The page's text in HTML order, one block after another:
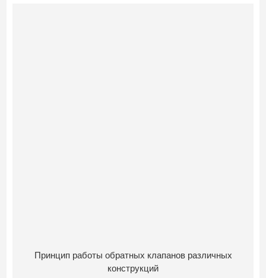
Принцип работы обратных клапанов различных
конструкций